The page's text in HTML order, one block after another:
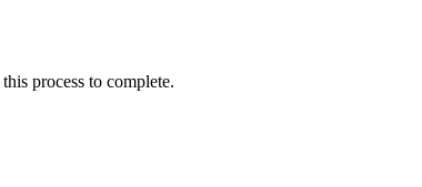
process to complete.